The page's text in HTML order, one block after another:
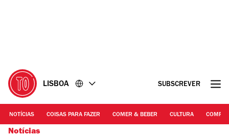
LISBOA SUBSCREVER
NOTÍCIAS COISAS PARA FAZER COMER & BEBER CULTURA
Notícias